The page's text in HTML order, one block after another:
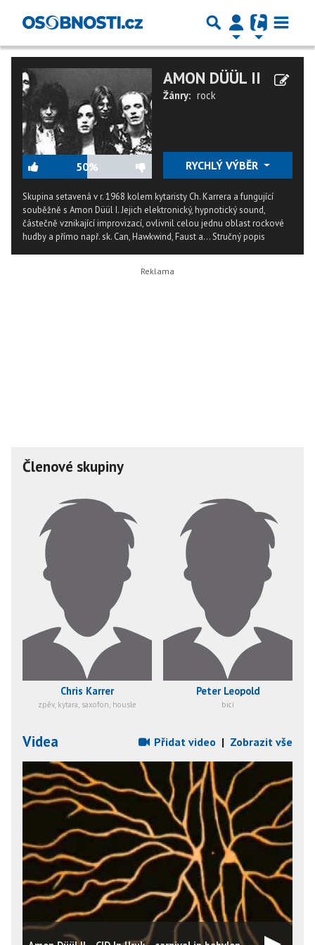
50%
AMON DÜÜL II
Žánry: rock
RYCHLÝ VÝBĚR
Skupina setavená v r. 1968 kolem kytaristy Ch. Karrera a fungující
souběžně s Amon Düül I. Jejich elektronický, hypnotický sound,
částečně vznikající improvizací, ovlivnil celou jednu oblast rockové
hudby a přímo např. sk. Can, Hawkwind, Faust a...Stručný popis
Členové skupiny
Chris Karrer
zpěv, kytara, saxofon, housle
Peter Leopold
bicí
Videa Přidat video | Zobrazit vše